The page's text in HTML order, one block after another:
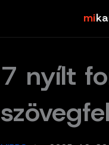
7 nyílt